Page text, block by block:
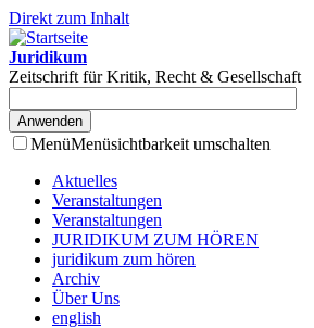
Direkt zum Inhalt
Juridikum
Zeitschrift für Kritik, Recht & Gesellschaft
MenüMenüsichtbarkeit umschalten
Aktuelles
Veranstaltungen
Veranstaltungen
JURIDIKUM ZUM HÖREN
juridikum zum hören
Archiv
Über Uns
english